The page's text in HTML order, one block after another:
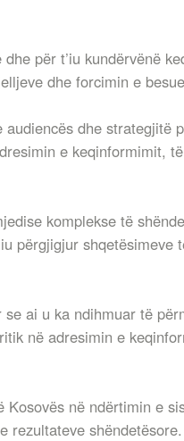
për t’iu kundërvënë
dhe forcimin e
dhe strategjitë
e keqinformimit,
komplekse të
përgjigjur shqetësimeve
ai u ka ndihmuar të
në adresimin e
në ndërtimin e
rezultateve shëndetësore.